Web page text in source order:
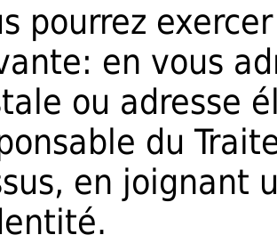
pourrez
en vous
ou adresse
du
en joignant